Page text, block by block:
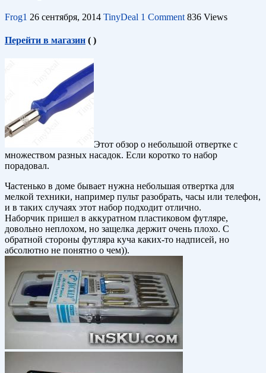
Frog1 26 сентября, 2014 TinyDeal 1 Comment 836 Views
Перейти в магазин ( )
Этот обзор о небольшой отвертке с
множеством разных насадок. Если коротко то набор
порадовал.
Частенько в доме бывает нужна небольшая отвертка для
мелкой техники, например пульт разобрать, часы или телефон,
и в таких случаях этот набор подходит отлично.
Наборчик пришел в аккуратном пластиковом футляре,
довольно неплохом, но защелка держит очень плохо. С
обратной стороны футляра куча каких-то надписей, но
абсолютно не понятно о чем)).